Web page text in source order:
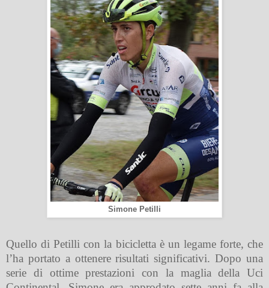
Simone Petilli
Quello di Petilli con la bicicletta è un legame forte, che
l’ha portato a ottenere risultati significativi. Dopo una
serie di ottime prestazioni con la maglia della Uci